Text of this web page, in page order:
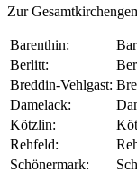
Zur
Barenthin:
Berlitt:
Breddin-Vehlgast:
Damelack:
Kötzlin:
Rehfeld:
Schönermark: